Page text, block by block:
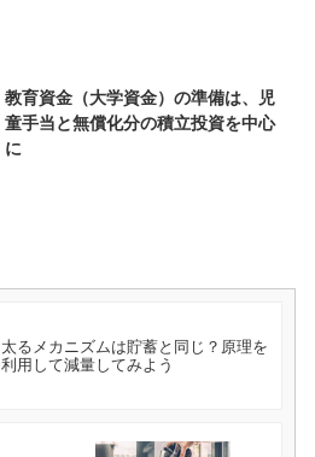
教育資金（大学資金）の準備は、児
童手当と無償化分の積立投資を中心
に
太るメカニズムは貯蓄と同じ？原理を
利用して減量してみよう